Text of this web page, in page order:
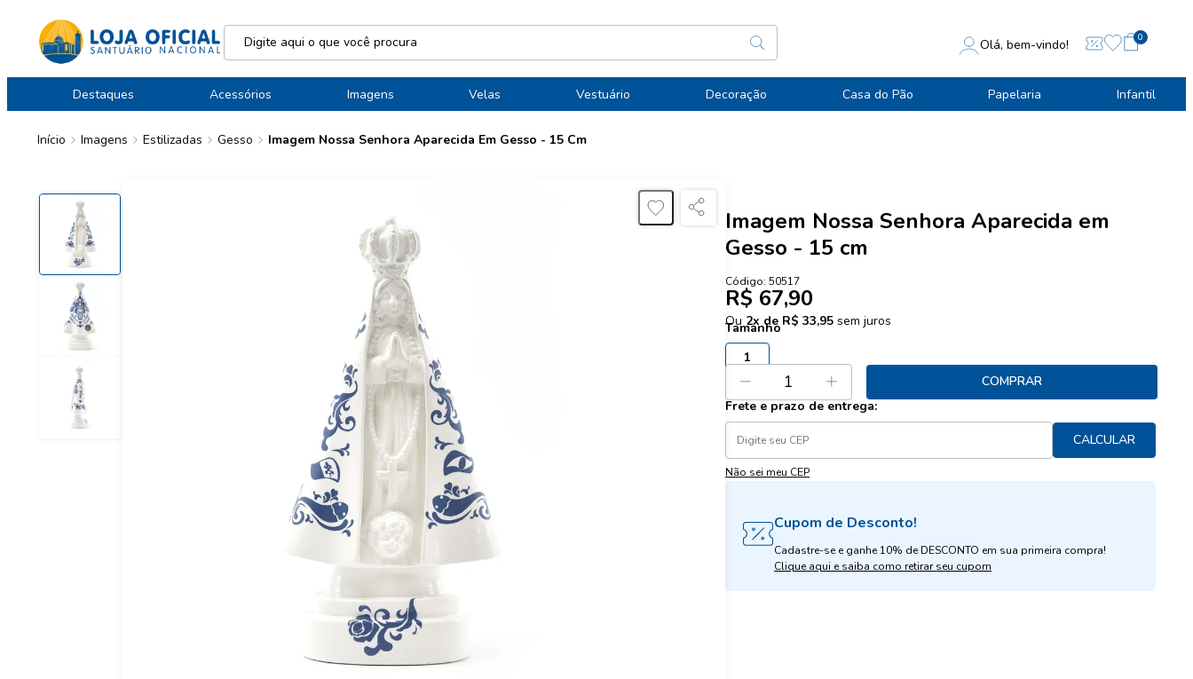
Olá, bem-vindo! 0
Destaques Acessórios Imagens Velas Vestuário Decoração Casa do Pão Papelaria Infantil
Início Imagens Estilizadas Gesso Imagem Nossa Senhora Aparecida Em Gesso - 15 Cm
Imagem Nossa Senhora Aparecida em
Gesso - 15 cm
Código: 50517
R$ 67,90
Ou 2x de R$ 33,95 sem juros
Tamanho
1
COMPRAR
Frete e prazo de entrega:
CALCULAR
Não sei meu CEP
Cupom de Desconto!
Cadastre-se e ganhe 10% de DESCONTO em sua primeira compra!
Clique aqui e saiba como retirar seu cupom